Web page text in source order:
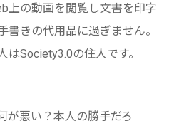
上の動画を閲覧し文書を印字
書きの代用品に過ぎません。
はSociety3.0の住人です。
悪い？本人の勝手だろ